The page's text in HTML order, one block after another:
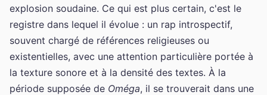
explosion soudaine. Ce qui est plus certain, c'est le
registre dans lequel il évolue : un rap introspectif,
souvent chargé de références religieuses ou
existentielles, avec une attention particulière portée à
la texture sonore et à la densité des textes. À la
période supposée de Oméga, il se trouverait dans une